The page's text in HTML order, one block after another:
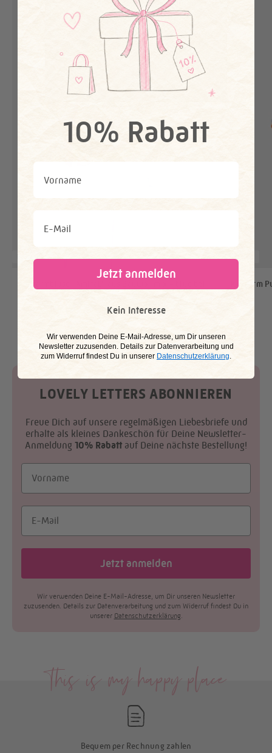
Kurzarm
LOVELY LETTERS ABONNIEREN
Freue Dich auf unsere regelmäßigen Liebesbriefe und
erhalte als kleines Dankeschön für Deine Newsletter-
Anmeldung 10% Rabatt auf Deine nächste Bestellung!
Vorname
Email
Jetzt anmelden
​Wir verwenden Deine E-Mail-Adresse, um Dir unseren Newsletter
zuzusenden. Details zur Datenverarbeitung und zum Widerruf findest Du in
unserer Datenschutzerklärung
This is my happy place
Bequem per Rechnung zahlen
10% Rabatt
Jetzt anmelden
Kein Interesse
​Wir verwenden Deine E-Mail-Adresse, um Dir unseren
Newsletter zuzusenden. Details zur Datenverarbeitung und
zum Widerruf findest Du in unserer Datenschutzerklärung.